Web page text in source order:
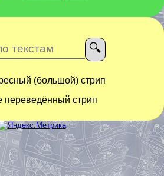
(большой) стрип
переведённый стрип